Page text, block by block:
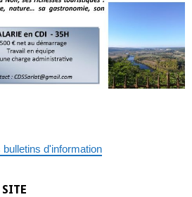
d'information
SITE